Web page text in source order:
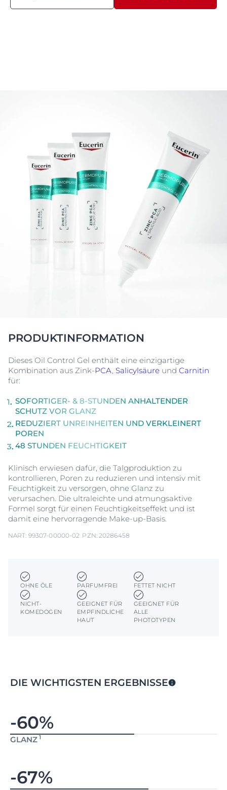
PRODUKTINFORMATION
NART: 99307-00000-02 PZN: 20286458
Dieses Oil Control Gel enthält eine einzigartige
Kombination aus Zink-PCA, Salicylsäure und Carnitin
für:
SOFORTIGER- & 8-STUNDEN ANHALTENDER
SCHUTZ VOR GLANZ
REDUZIERT UNREINHEITEN UND VERKLEINERT
POREN
48 STUNDEN FEUCHTIGKEIT
Klinisch erwiesen dafür, die Talgproduktion zu
kontrollieren, Poren zu reduzieren und intensiv mit
Feuchtigkeit zu versorgen, ohne Glanz zu
verursachen. Die ultraleichte und atmungsaktive
Formel sorgt für einen Feuchtigkeitseffekt und ist
damit eine hervorragende Make-up-Basis.
OHNE ÖLE PARFUMFREI FETTET NICHT
NICHT-
KOMEDOGEN
GEEIGNET FÜR
EMPFINDLICHE
HAUT
GEEIGNET FÜR
ALLE
PHOTOTYPEN
DIE WICHTIGSTEN ERGEBNISSE
-60%
GLANZ 1
-67%